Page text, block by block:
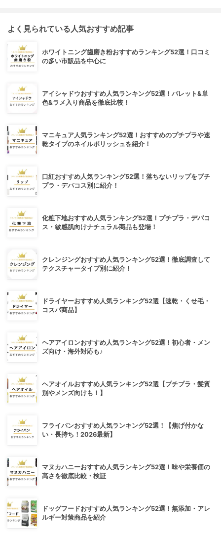
よく見られている人気おすすめ記事
ホワイトニング歯磨き粉おすすめランキング52選！口コミ
の多い市販品を中心に
アイシャドウおすすめ人気ランキング52選！パレット&単
色&ラメ入り商品を徹底比較！
マニキュア人気ランキング52選！おすすめのプチプラや速
乾タイプのネイルポリッシュを紹介！
口紅おすすめ人気ランキング52選！落ちないリップをプチ
プラ・デパコス別に紹介！
化粧下地おすすめ人気ランキング52選！プチプラ・デパコ
ス・敏感肌向けナチュラル商品も登場！
クレンジングおすすめ人気ランキング52選！徹底調査して
テクスチャータイプ別に紹介！
ドライヤーおすすめ人気ランキング52選【速乾・くせ毛・
コスパ商品】
ヘアアイロンおすすめ人気ランキング52選！初心者・メン
ズ向け・海外対応も♪
ヘアオイルおすすめ人気ランキング52選【プチプラ・髪質
別やメンズ向けも！】
フライパンおすすめ人気ランキング52選！【焦げ付かな
い・長持ち！2026最新】
マヌカハニーおすすめ人気ランキング52選！味や栄養価の
高さを徹底比較・検証
ドッグフードおすすめ人気ランキング52選！無添加・アレ
ルギー対策商品を紹介